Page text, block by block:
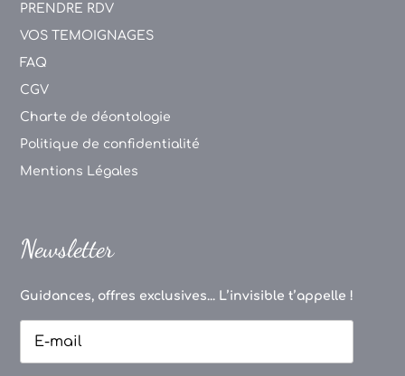
PRENDRE RDV
VOS TEMOIGNAGES
FAQ
CGV
Charte de déontologie
Politique de confidentialité
Mentions Légales
Newsletter
Guidances, offres exclusives... L’invisible t’appelle !